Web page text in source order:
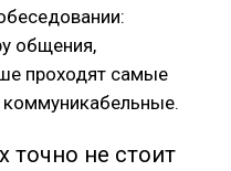
общения,
проходят самые
точно не стоит